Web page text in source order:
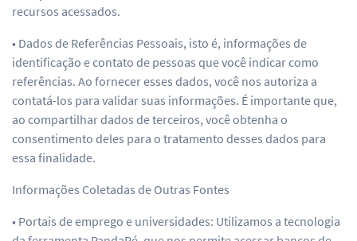
recursos acessados.
• Dados de Referências Pessoais, isto é, informações de
identificação e contato de pessoas que você indicar como
referências. Ao fornecer esses dados, você nos autoriza a
contatá-los para validar suas informações. É importante que,
ao compartilhar dados de terceiros, você obtenha o
consentimento deles para o tratamento desses dados para
essa finalidade.
Informações Coletadas de Outras Fontes
• Portais de emprego e universidades: Utilizamos a tecnologia